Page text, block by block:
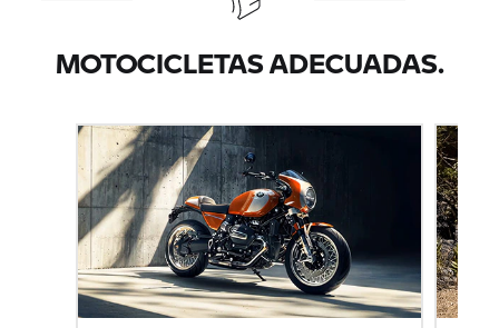
MOTOCICLETAS ADECUADAS.